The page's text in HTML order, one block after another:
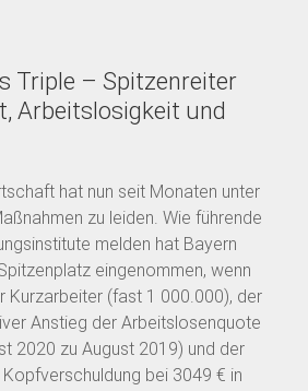
Triple – Spitzenreiter
Arbeitslosigkeit und
hat nun seit Monaten unter
zu leiden. Wie führende
melden hat Bayern
eingenommen, wenn
Kurzarbeiter (fast 1 000.000), der
Anstieg der Arbeitslosenquote
2020 zu August 2019) und der
bei 3049 € in